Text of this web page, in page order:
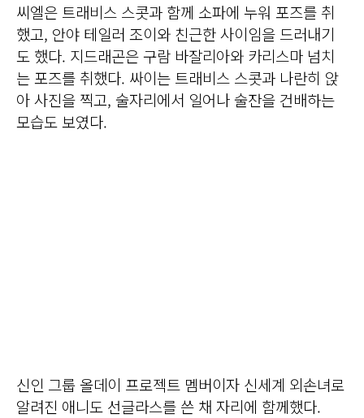
씨엘은 트래비스 스콧과 함께 소파에 누워 포즈를 취
했고, 안야 테일러 조이와 친근한 사이임을 드러내기
도 했다. 지드래곤은 구람 바잘리아와 카리스마 넘치
는 포즈를 취했다. 싸이는 트래비스 스콧과 나란히 앉
아 사진을 찍고, 술자리에서 일어나 술잔을 건배하는
모습도 보였다.
신인 그룹 올데이 프로젝트 멤버이자 신세계 외손녀로
알려진 애니도 선글라스를 쓴 채 자리에 함께했다.